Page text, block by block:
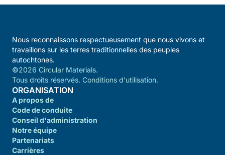
Nous reconnaissons respectueusement que nous vivons et
travaillons sur les terres traditionnelles des peuples
autochtones.
©2026 Circular Materials.
Tous droits réservés. Conditions d'utilisation.
ORGANISATION
A propos de
Code de conduite
Conseil d'administration
Notre équipe
Partenariats
Carrières